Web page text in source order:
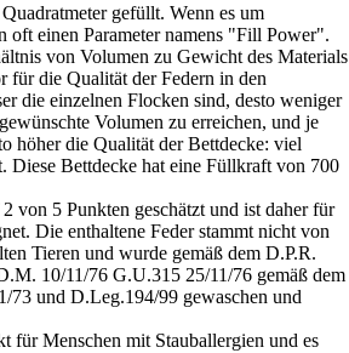
gefüllt. Wenn es um
oft einen Parameter namens "Fill Power".
von Volumen zu Gewicht des Materials
für die Qualität der Federn in den
die einzelnen Flocken sind, desto weniger
Volumen zu erreichen, und je
höher die Qualität der Bettdecke: viel
Diese Bettdecke hat eine Füllkraft von 700
von 5 Punkten geschätzt und ist daher für
Die enthaltene Feder stammt nicht von
Tieren und wurde gemäß dem D.P.R.
10/11/76 G.U.315 25/11/76 gemäß dem
73 und D.Leg.194/99 gewaschen und
für Menschen mit Stauballergien und es